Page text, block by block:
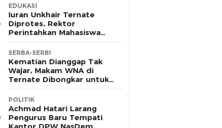
EDUKASI
Iuran Unkhair Ternate
Diprotes, Rektor
Perintahkan Mahasiswa
Jangan Kuliah
SERBA-SERBI
Kematian Dianggap Tak
Wajar, Makam WNA di
Ternate Dibongkar untuk
Autopsi
POLITIK
Achmad Hatari Larang
Pengurus Baru Tempati